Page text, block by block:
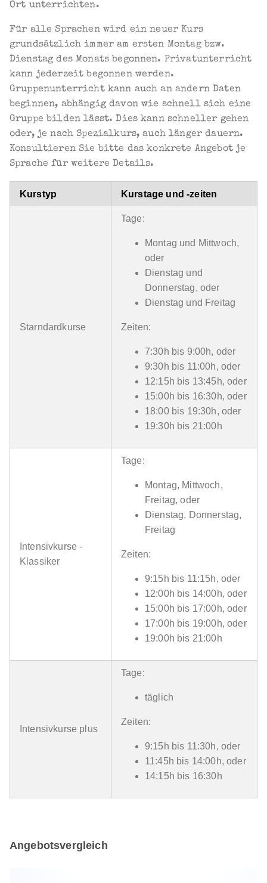
Ort unterrichten.
Für alle Sprachen wird ein neuer Kurs
grundsätzlich immer am ersten Montag bzw.
Dienstag des Monats begonnen. Privatunterricht
kann jederzeit begonnen werden.
Gruppenunterricht kann auch an andern Daten
beginnen, abhängig davon wie schnell sich eine
Gruppe bilden lässt. Dies kann schneller gehen
oder, je nach Spezialkurs, auch länger dauern.
Konsultieren Sie bitte das konkrete Angebot je
Sprache für weitere Details.
Kurstyp Kurstage und -zeiten
Starndardkurse
Tage:
Montag und Mittwoch,
oder
Dienstag und
Donnerstag, oder
Dienstag und Freitag
Zeiten:
7:30h bis 9:00h, oder
9:30h bis 11:00h, oder
12:15h bis 13:45h, oder
15:00h bis 16:30h, oder
18:00 bis 19:30h, oder
19:30h bis 21:00h
Intensivkurse -
Klassiker
Tage:
Montag, Mittwoch,
Freitag, oder
Dienstag, Donnerstag,
Freitag
Zeiten:
9:15h bis 11:15h, oder
12:00h bis 14:00h, oder
15:00h bis 17:00h, oder
17:00h bis 19:00h, oder
19:00h bis 21:00h
Intensivkurse plus
Tage:
täglich
Zeiten:
9:15h bis 11:30h, oder
11:45h bis 14:00h, oder
14:15h bis 16:30h
Angebotsvergleich